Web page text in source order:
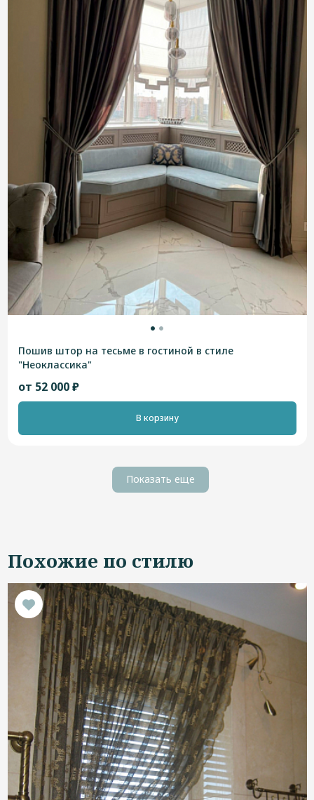
Пошив штор на тесьме в гостиной в стиле
"Неоклассика"
от 52 000 ₽
В корзину
Показать еще
Похожие по стилю